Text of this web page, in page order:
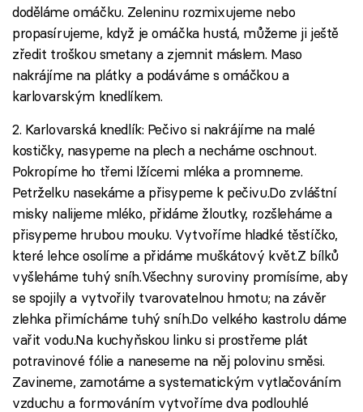
doděláme omáčku. Zeleninu rozmixujeme nebo
propasírujeme, když je omáčka hustá, můžeme ji ještě
zředit troškou smetany a zjemnit máslem. Maso
nakrájíme na plátky a podáváme s omáčkou a
karlovarským knedlíkem.
2. Karlovarská knedlík: Pečivo si nakrájíme na malé
kostičky, nasypeme na plech a necháme oschnout.
Pokropíme ho třemi lžícemi mléka a promneme.
Petrželku nasekáme a přisypeme k pečivu.Do zvláštní
misky nalijeme mléko, přidáme žloutky, rozšleháme a
přisypeme hrubou mouku. Vytvoříme hladké těstíčko,
které lehce osolíme a přidáme muškátový květ.Z bílků
vyšleháme tuhý sníh.Všechny suroviny promísíme, aby
se spojily a vytvořily tvarovatelnou hmotu; na závěr
zlehka přimícháme tuhý sníh.Do velkého kastrolu dáme
vařit vodu.Na kuchyňskou linku si prostřeme plát
potravinové fólie a naneseme na něj polovinu směsi.
Zavineme, zamotáme a systematickým vytlačováním
vzduchu a formováním vytvoříme dva podlouhlé